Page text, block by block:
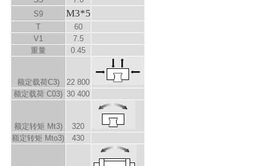
S9 M3*5
T
60
V1
7.5
重量
0.45
额定载荷C3)
22 800
额定载荷 C03) 30 400
额定转矩 Mt3)
320
额定转矩 Mto3) 430